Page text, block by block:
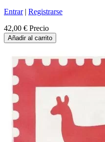
Entrar| Registrarse
42,00 € Precio
Añadir al carrito